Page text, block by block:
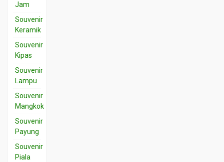
Jam
Souvenir
Keramik
Souvenir
Kipas
Souvenir
Lampu
Souvenir
Mangkok
Souvenir
Payung
Souvenir
Piala